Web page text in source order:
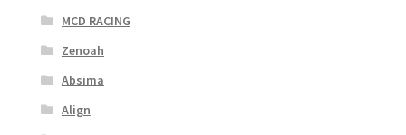
MCD RACING
Zenoah
Absima
Align